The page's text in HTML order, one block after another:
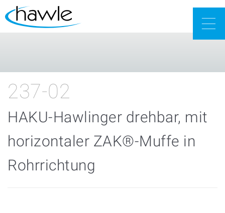
237-02
HAKU-Hawlinger drehbar, mit
horizontaler ZAK®-Muffe in
Rohrrichtung